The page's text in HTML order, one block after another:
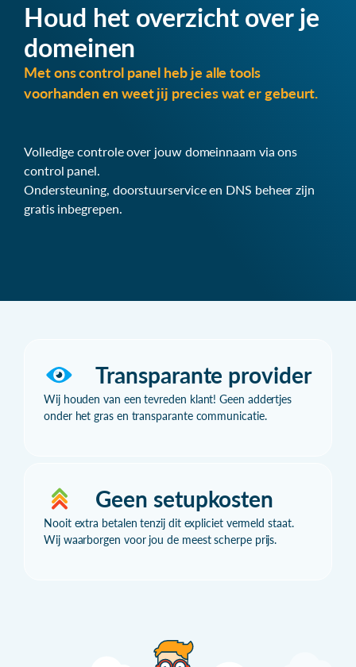
Houd het overzicht over je
domeinen
Met ons control panel heb je alle tools
voorhanden en weet jij precies wat er gebeurt.
Volledige controle over jouw domeinnaam via ons
control panel.
Ondersteuning, doorstuurservice en DNS beheer zijn
gratis inbegrepen.
Transparante provider
Wij houden van een tevreden klant! Geen addertjes
onder het gras en transparante communicatie.
Geen setupkosten
Nooit extra betalen tenzij dit expliciet vermeld staat.
Wij waarborgen voor jou de meest scherpe prijs.